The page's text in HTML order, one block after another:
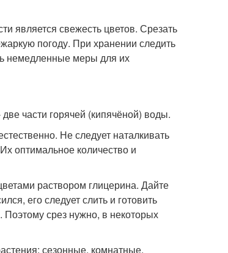
является свежесть цветов. Срезать
погоду. При хранении следить
немедленные меры для их
части горячей (кипячёной) воды.
Не следует наталкивать
оптимальное количество и
раствором глицерина. Дайте
его следует слить и готовить
Поэтому срез нужно, в некоторых
сезонные, комнатные,